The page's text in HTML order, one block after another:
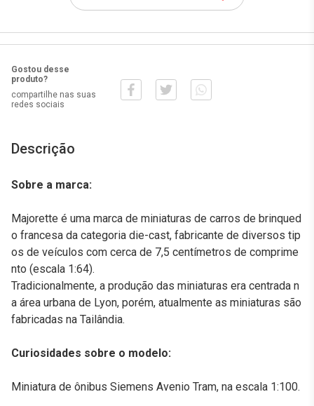
Gostou desse
produto?
compartilhe nas suas
redes sociais
Descrição
Sobre a marca:
Majorette é uma marca de miniaturas de carros de brinqued
o francesa da categoria die-cast, fabricante de diversos tip
os de veículos com cerca de 7,5 centímetros de comprime
nto (escala 1:64).
Tradicionalmente, a produção das miniaturas era centrada n
a área urbana de Lyon, porém, atualmente as miniaturas são
fabricadas na Tailândia.
Curiosidades sobre o modelo:
Miniatura de ônibus Siemens Avenio Tram, na escala 1:100.